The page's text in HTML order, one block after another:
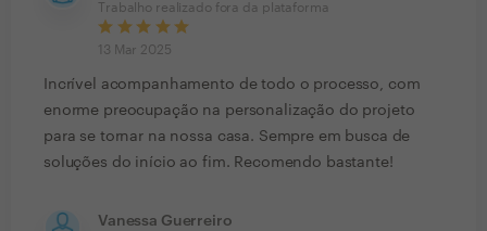
Trabalho realizado fora da plataforma
13 Mar 2025
Incrível acompanhamento de todo o processo, com
enorme preocupação na personalização do projeto
para se tornar na nossa casa. Sempre em busca de
soluções do início ao fim. Recomendo bastante!
Vanessa Guerreiro